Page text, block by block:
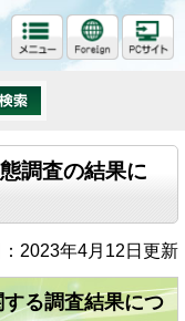
調査の結果に
2023年4月12日更新
る調査結果につ